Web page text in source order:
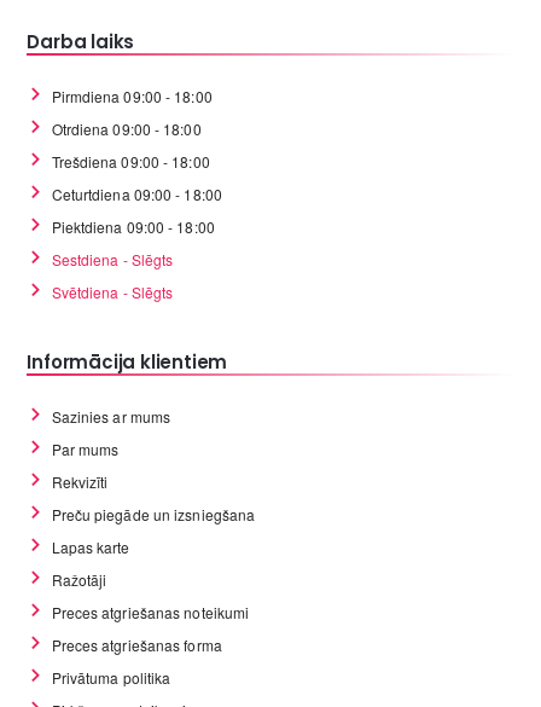
Darba laiks
Pirmdiena 09:00 - 18:00
Otrdiena 09:00 - 18:00
Trešdiena 09:00 - 18:00
Ceturtdiena 09:00 - 18:00
Piektdiena 09:00 - 18:00
Sestdiena - Slēgts
Svētdiena - Slēgts
Informācija klientiem
Sazinies ar mums
Par mums
Rekvizīti
Preču piegāde un izsniegšana
Lapas karte
Ražotāji
Preces atgriešanas noteikumi
Preces atgriešanas forma
Privātuma politika